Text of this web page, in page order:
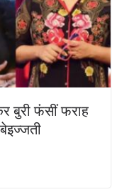
बुरी फंसीं फराह